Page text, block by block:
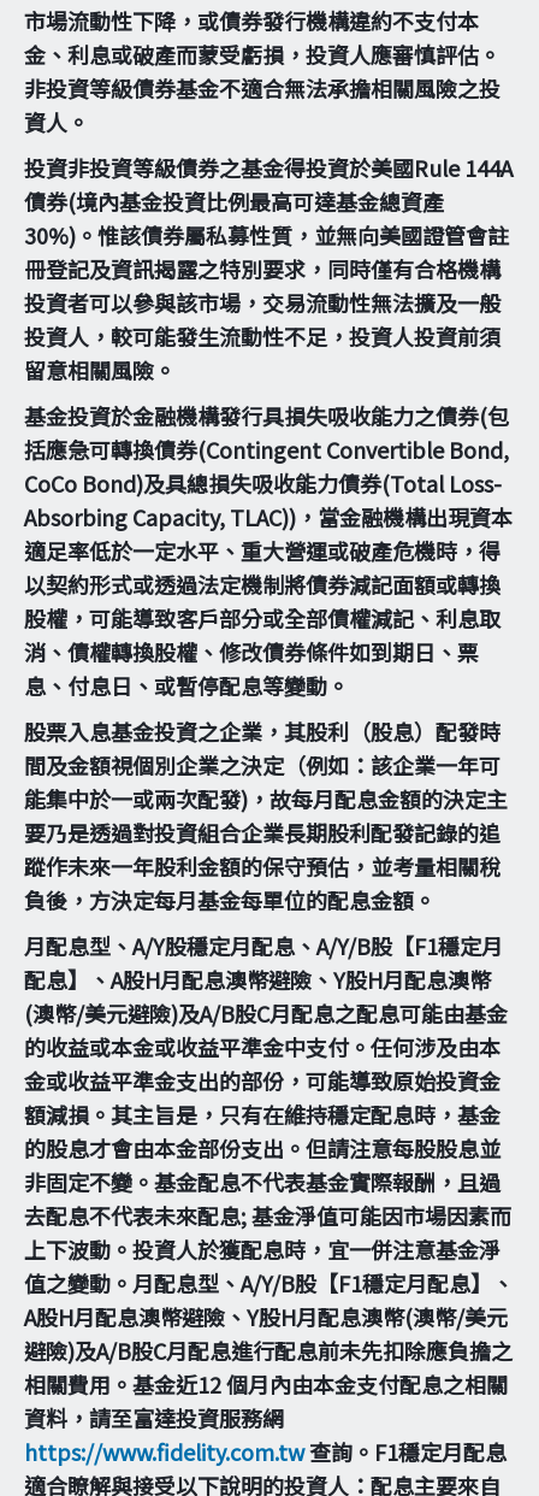
市場流動性下降，或債券發行機構違約不支付本
金、利息或破產而蒙受虧損，投資人應審慎評估。
非投資等級債券基金不適合無法承擔相關風險之投
資人。
投資非投資等級債券之基金得投資於美國Rule 144A
債券(境內基金投資比例最高可達基金總資產
30%)。惟該債券屬私募性質，並無向美國證管會註
冊登記及資訊揭露之特別要求，同時僅有合格機構
投資者可以參與該市場，交易流動性無法擴及一般
投資人，較可能發生流動性不足，投資人投資前須
留意相關風險。
基金投資於金融機構發行具損失吸收能力之債券(包
括應急可轉換債券(Contingent Convertible Bond,
CoCo Bond)及具總損失吸收能力債券(Total Loss-
Absorbing Capacity, TLAC))，當金融機構出現資本
適足率低於一定水平、重大營運或破產危機時，得
以契約形式或透過法定機制將債券減記面額或轉換
股權，可能導致客戶部分或全部債權減記、利息取
消、債權轉換股權、修改債券條件如到期日、票
息、付息日、或暫停配息等變動。
股票入息基金投資之企業，其股利（股息）配發時
間及金額視個別企業之決定（例如：該企業一年可
能集中於一或兩次配發)，故每月配息金額的決定主
要乃是透過對投資組合企業長期股利配發記錄的追
蹤作未來一年股利金額的保守預估，並考量相關稅
負後，方決定每月基金每單位的配息金額。
月配息型、A/Y股穩定月配息、A/Y/B股【F1穩定月
配息】、A股H月配息澳幣避險、Y股H月配息澳幣
(澳幣/美元避險)及A/B股C月配息之配息可能由基金
的收益或本金或收益平準金中支付。任何涉及由本
金或收益平準金支出的部份，可能導致原始投資金
額減損。其主旨是，只有在維持穩定配息時，基金
的股息才會由本金部份支出。但請注意每股股息並
非固定不變。基金配息不代表基金實際報酬，且過
去配息不代表未來配息; 基金淨值可能因市場因素而
上下波動。投資人於獲配息時，宜一併注意基金淨
值之變動。月配息型、A/Y/B股【F1穩定月配息】、
A股H月配息澳幣避險、Y股H月配息澳幣(澳幣/美元
避險)及A/B股C月配息進行配息前未先扣除應負擔之
相關費用。基金近12 個月內由本金支付配息之相關
資料，請至富達投資服務網
https://www.fidelity.com.tw查詢。F1穩定月配息
適合瞭解與接受以下說明的投資人：配息主要來自